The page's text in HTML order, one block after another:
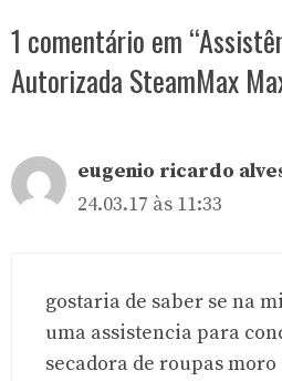
1 comentário em
Autorizada SteamMax
eugenio ricardo
24.03.17 às 11:33
gostaria de saber se na
uma assistencia para
secadora de roupas